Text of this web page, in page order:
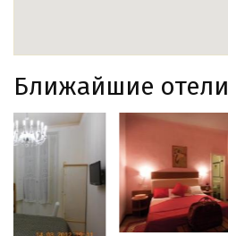
Ближайшие отели